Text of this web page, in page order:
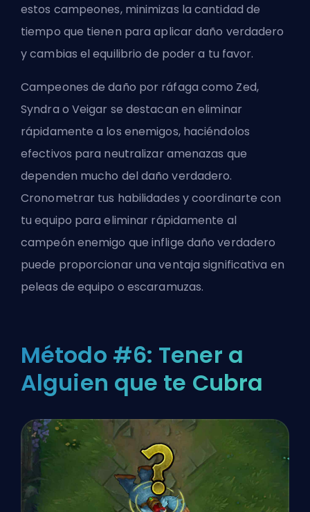
estos campeones, minimizas la cantidad de
tiempo que tienen para aplicar daño verdadero
y cambias el equilibrio de poder a tu favor.
Campeones de daño por ráfaga como Zed,
Syndra o Veigar se destacan en eliminar
rápidamente a los enemigos, haciéndolos
efectivos para neutralizar amenazas que
dependen mucho del daño verdadero.
Cronometrar tus habilidades y coordinarte con
tu equipo para eliminar rápidamente al
campeón enemigo que inflige daño verdadero
puede proporcionar una ventaja significativa en
peleas de equipo o escaramuzas.
Método #6: Tener a
Alguien que te Cubra